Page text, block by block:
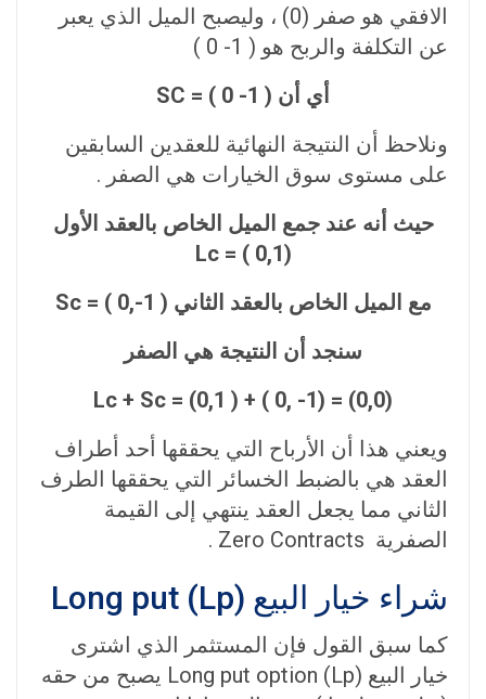
الافقي هو صفر (0) ، وليصبح الميل الذي يعبر
عن التكلفة والربح هو ( 1- 0 )
أي أن ( 1- 0 ) = SC
ونلاحظ أن النتيجة النهائية للعقدين السابقين
على مستوى سوق الخيارات هي الصفر .
حيث أنه عند جمع الميل الخاص بالعقد الأول
(0,1 ) = Lc
مع الميل الخاص بالعقد الثاني ( 1-,0 ) = Sc
سنجد أن النتيجة هي الصفر
Lc + Sc = (0,1 ) + ( 0, -1) = (0,0)
ويعني هذا أن الأرباح التي يحققها أحد أطراف
العقد هي بالضبط الخسائر التي يحققها الطرف
الثاني مما يجعل العقد ينتهي إلى القيمة
الصفرية Zero Contracts .
شراء خيار البيع (Long put (Lp
كما سبق القول فإن المستثمر الذي اشترى
خيار البيع (Long put option (Lp يصبح من حقه